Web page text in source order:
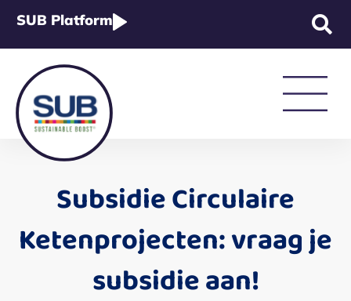
SUB Platform
Strategie & Beleid
Academy
Subsidie Circulaire
Ketenprojecten: vraag je
subsidie aan!